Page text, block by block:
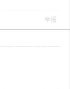
举报